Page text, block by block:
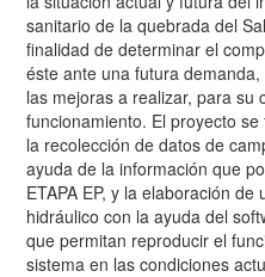
sanitario de la quebrada del
finalidad de determinar el
éste ante una futura
las mejoras a realizar, para su
funcionamiento. El proyecto
la recolección de datos de
ayuda de la información que
ETAPA EP, y la elaboración de
hidráulico con la ayuda del
que permitan reproducir el
sistema en las condiciones